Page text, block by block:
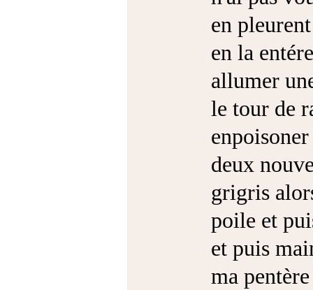
en
en la
allumer
le tour de
deux
grigris
poile et
et puis
ma